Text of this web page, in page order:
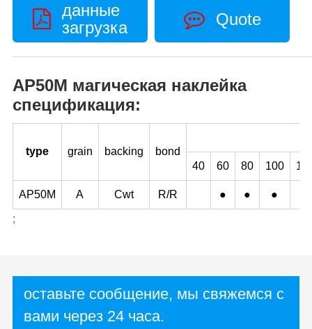
данные
загрузка
Quote
AP50M магическая наклейка
спецификация:
type grain backing
bond
40
60 80 100
AP50M A Cwt R/R ● ● ●
;
оставьте сообщение, мы свяжемся с
вами через 24 часа.